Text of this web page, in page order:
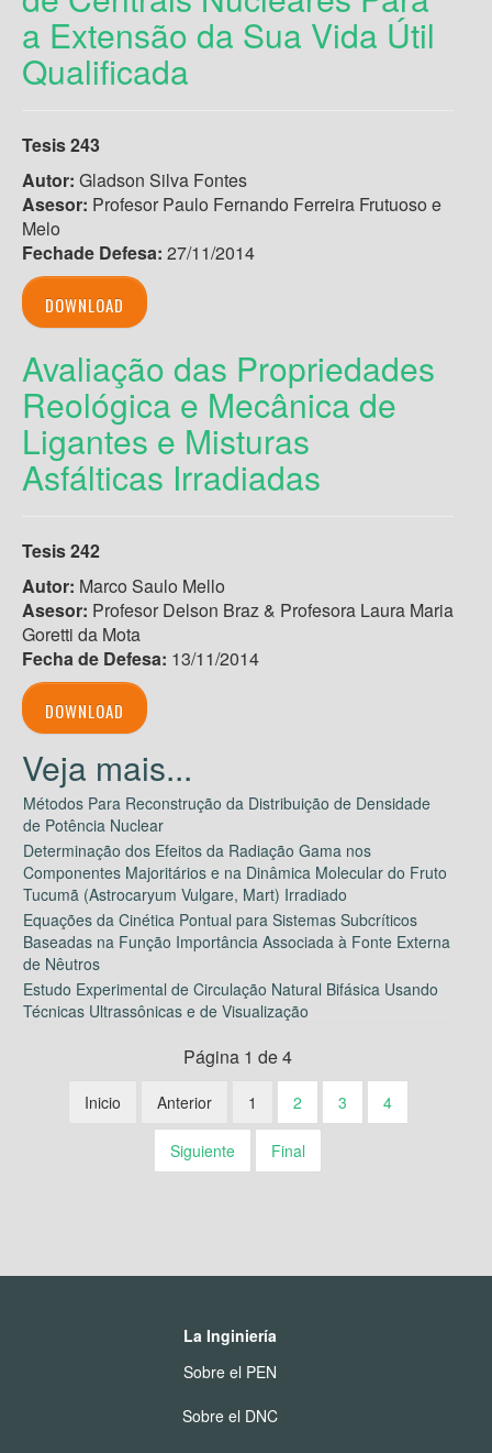
a Extensão da Sua Vida Útil
Qualificada
Tesis 243
Autor: Gladson Silva Fontes
Asesor: Profesor Paulo Fernando Ferreira Frutuoso e
Melo
Fechade Defesa: 27/11/2014
DOWNLOAD
Avaliação das Propriedades
Reológica e Mecânica de
Ligantes e Misturas
Asfálticas Irradiadas
Tesis 242
Autor: Marco Saulo Mello
Asesor: Profesor Delson Braz & Profesora Laura Maria
Goretti da Mota
Fecha de Defesa: 13/11/2014
DOWNLOAD
Métodos Para Reconstrução da Distribuição de Densidade
de Potência Nuclear
Determinação dos Efeitos da Radiação Gama nos
Componentes Majoritários e na Dinâmica Molecular do Fruto
Tucumã (Astrocaryum Vulgare, Mart) Irradiado
Equações da Cinética Pontual para Sistemas Subcríticos
Baseadas na Função Importância Associada à Fonte Externa
de Nêutros
Estudo Experimental de Circulação Natural Bifásica Usando
Técnicas Ultrassônicas e de Visualização
Página 1 de 4
Inicio Anterior 1 2 3 4
Siguiente Final
La Inginiería
Sobre el PEN
Sobre el DNC